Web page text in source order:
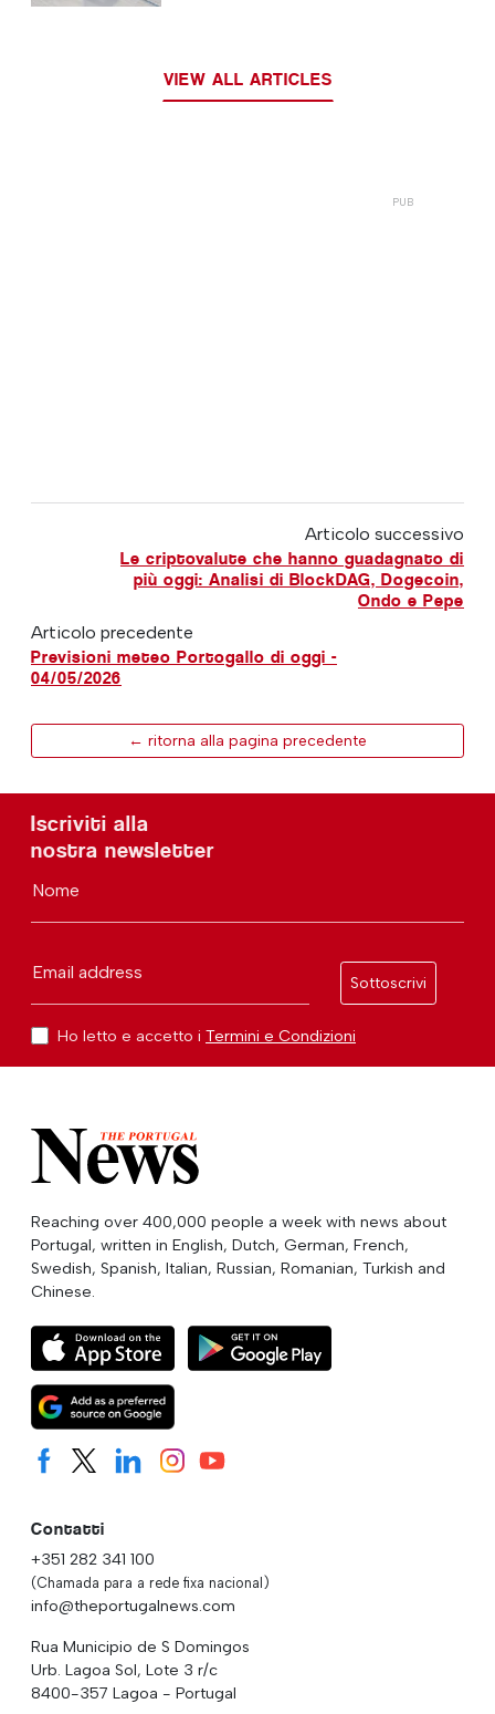
VIEW ALL ARTICLES
Articolo successivo
Le criptovalute che hanno guadagnato di
più oggi: Analisi di BlockDAG, Dogecoin,
Ondo e Pepe
Articolo precedente
Previsioni meteo Portogallo di oggi -
04/05/2026
← ritorna alla pagina precedente
Iscriviti alla
nostra newsletter
Nome
Email address
Sottoscrivi
Ho letto e accetto i Termini e Condizioni
Reaching over 400,000 people a week with news about
Portugal, written in English, Dutch, German, French,
Swedish, Spanish, Italian, Russian, Romanian, Turkish and
Chinese.
Contatti
+351 282 341 100
(Chamada para a rede fixa nacional)
info@theportugalnews.com
Rua Municipio de S Domingos
Urb. Lagoa Sol, Lote 3 r/c
8400-357 Lagoa - Portugal